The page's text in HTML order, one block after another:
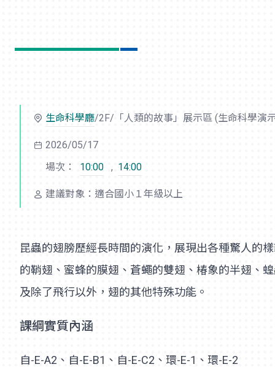
生命科學廳/2F/「人類的故事」展示區 (生命科學演
2026/05/17
場次：
10:00 , 14:00
建議對象：適合國小１年級以上
昆蟲的翅膀歷經長時間的演化，展現出各種驚人的
的鞘翅、蜜蜂的膜翅、蒼蠅的雙翅、椿象的半翅、
及除了飛行以外，翅的其他特殊功能。
課綱實質內涵
自-E-A2、自-E-B1、自-E-C2、環-E-1、環-E-2